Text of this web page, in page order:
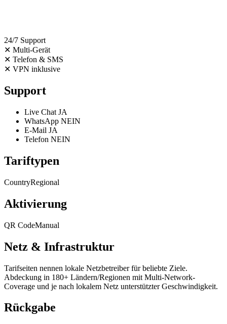
24/7 Support
✕ Multi-Gerät
✕ Telefon & SMS
✕ VPN inklusive
Support
Live Chat JA
WhatsApp NEIN
E-Mail JA
Telefon NEIN
Tariftypen
CountryRegional
Aktivierung
QR CodeManual
Netz & Infrastruktur
Tarifseiten nennen lokale Netzbetreiber für beliebte Ziele.
Abdeckung in 180+ Ländern/Regionen mit Multi-Network-
Coverage und je nach lokalem Netz unterstützter Geschwindigkeit.
Rückgabe